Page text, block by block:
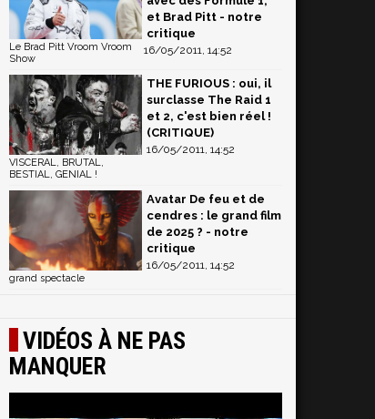
et Brad Pitt - notre
critique
16/05/2011, 14:52
Le Brad Pitt Vroom Vroom
Show
THE FURIOUS : oui, il
surclasse The Raid 1
et 2, c'est bien réel !
(CRITIQUE)
16/05/2011, 14:52
VISCERAL, BRUTAL,
BESTIAL, GENIAL !
Avatar De feu et de
cendres : le grand film
de 2025 ? - notre
critique
16/05/2011, 14:52
grand spectacle
VIDÉOS À NE PAS
MANQUER